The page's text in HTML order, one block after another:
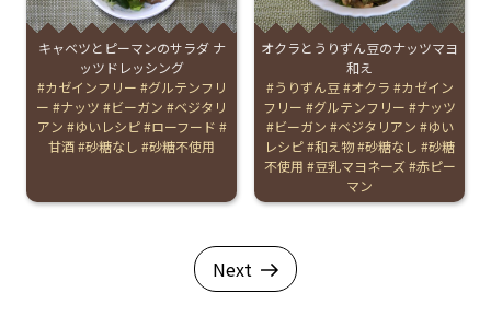
キャベツとピーマンのサラダ ナ
ッツドレッシング
Tags:
カゼインフリー
グルテンフリ
ー
ナッツ ビーガン
ベジタリ
アン
ゆいレシピ ローフード
甘酒 砂糖なし 砂糖不使用
オクラとうりずん豆のナッツマヨ
和え
Tags:
うりずん豆 オクラ
カゼイン
フリー
グルテンフリー
ナッツ
ビーガン
ベジタリアン
ゆい
レシピ 和え物 砂糖なし
砂糖
不使用
豆乳マヨネーズ 赤ピー
マン
Next